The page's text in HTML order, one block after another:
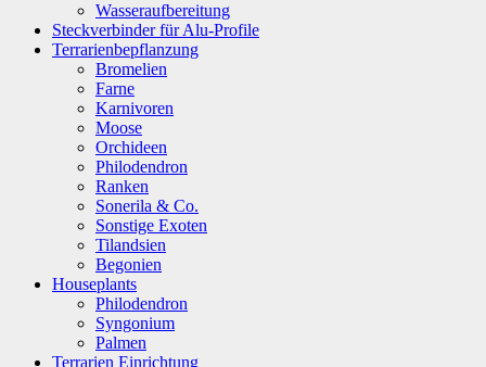
Wasseraufbereitung
Steckverbinder für Alu-Profile
Terrarienbepflanzung
Bromelien
Farne
Karnivoren
Moose
Orchideen
Philodendron
Ranken
Sonerila & Co.
Sonstige Exoten
Tilandsien
Begonien
Houseplants
Philodendron
Syngonium
Palmen
Terrarien Einrichtung